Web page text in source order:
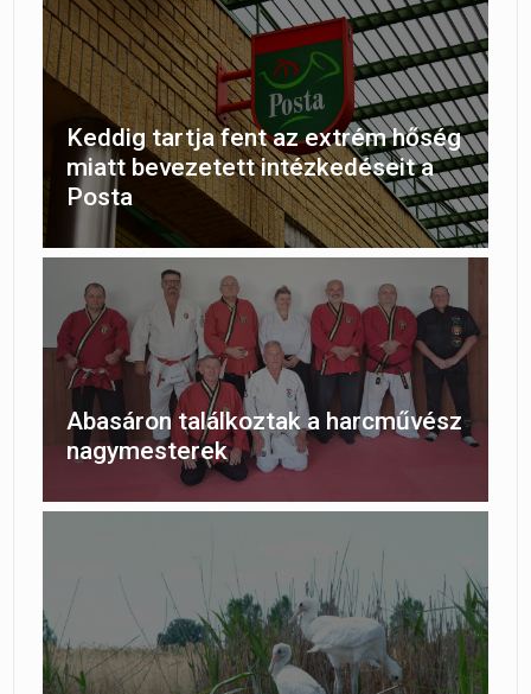
Keddig tartja fent az extrém hőség
miatt bevezetett intézkedéseit a
Posta
Abasáron találkoztak a harcművész
nagymesterek